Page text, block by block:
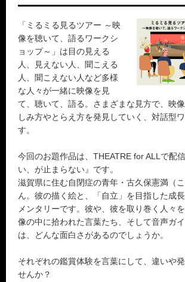
「ミるミる見るツアー ～映
像を聴いて、語るワークシ
ョップ～」は目の見える
人、見えない人、聞こえる
人、聞こえない人など多様
な人々が一緒に映像を見
て、聴いて、語る。さまざまな見方で、映
しみ方やとらえ方を発見していく、対話型
す。
今回のお題作品は、THEATRE for ALLで配
い、が止まらない』です。
滋賀県に住む自閉症の青年・古久保憲満（
ん。彼の描く絵と、「自立」を目指した成
メンタリーです。彼や、彼を取り巻く人々
像の中に拾われた言葉たち、そして音声ガ
は、どんな面白さがあるのでしょうか。
それぞれの鑑賞体験を言葉にして、違いや
せんか？